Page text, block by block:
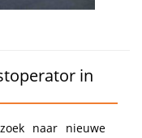
in
naar nieuwe